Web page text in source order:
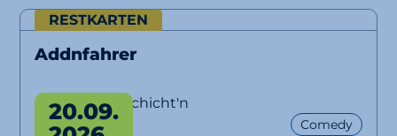
RESTKARTEN
Addnfahrer
Lausbuam Gschicht'n
Comedy
20.09.